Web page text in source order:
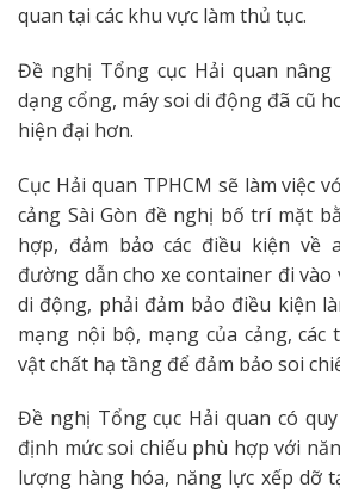
quan tại các khu vực làm thủ tục.
Đề nghị Tổng cục Hải quan nâng
dạng cổng, máy soi di động đã cũ
hiện đại hơn.
Cục Hải quan TPHCM sẽ làm việc
cảng Sài Gòn đề nghị bố trí mặt
hợp, đảm bảo các điều kiện về
đường dẫn cho xe container đi vào
di động, phải đảm bảo điều kiện
mạng nội bộ, mạng của cảng,
vật chất hạ tầng để đảm bảo soi
Đề nghị Tổng cục Hải quan có
định mức soi chiếu phù hợp với
lượng hàng hóa, năng lực xếp dỡ